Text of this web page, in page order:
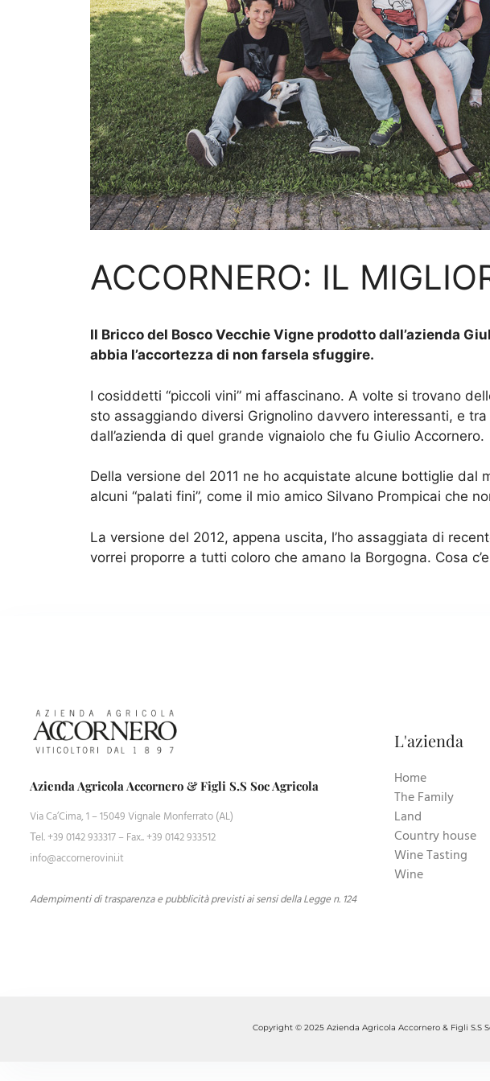
ACCORNERO: IL
Il Bricco del Bosco Vecchie Vigne prodotto dall’azienda
abbia l’accortezza di non farsela sfuggire.
I cosiddetti “piccoli vini” mi affascinano. A volte si trovano
sto assaggiando diversi Grignolino davvero interessanti, e
dall’azienda di quel grande vignaiolo che fu Giulio Accornero.
Della versione del 2011 ne ho acquistate alcune bottiglie dal
alcuni “palati fini”, come il mio amico Silvano Prompicai che
La versione del 2012, appena uscita, l’ho assaggiata di
vorrei proporre a tutti coloro che amano la Borgogna. Cosa
Azienda Agricola Accornero & Figli S.S Soc Agricola
Via Ca’Cima, 1 – 15049 Vignale Monferrato (AL)
Теl. +39 0142 933317 – Fax.. +39 0142 933512
info@accornerovini.it
Adempimenti di trasparenza e pubblicità previsti ai sensi della Legge n. 124
L'azienda
Home
The Family
Land
Country house
Wine Tasting
Wine
Copyright © 2025 Azienda Agricola Accornero & Figli S.S